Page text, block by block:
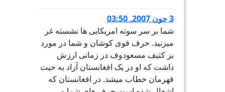
3 جون 2007, 03:50
شما بر سر سوته امریکایی ها نشسته غر
میزنید. حرف قوی کوشان و شما در مورد
بز کثیف مسعودوف در زمانی ارزش
داشت که او در یک افغانستان آزاد به حیث
قهرمان خطاب میشد. در افغانستان که